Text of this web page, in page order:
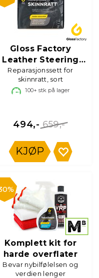
Gloss Factory
Leather Steering
Wheel Kit
Reparasjonssett for
skinnratt, sort
100+ stk på lager
659,-
494,-
KJØP
Komplett kit for
harde overflater
Bevar nybilfølelsen og
verdien lenger